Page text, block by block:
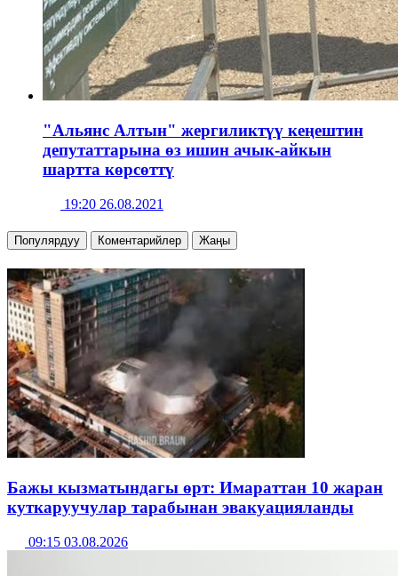
"Альянс Алтын" жергиликтүү кеңештин
депутаттарына өз ишин ачык-айкын
шартта көрсөттү
19:20 26.08.2021
Популярдуу Коментарийлер Жаңы
Бажы кызматындагы өрт: Имараттан 10 жаран
куткаруучулар тарабынан эвакуацияланды
09:15 03.08.2026